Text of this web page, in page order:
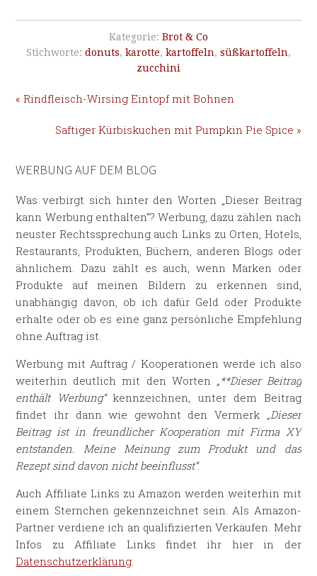
Kategorie: Brot & Co
Stichworte: donuts, karotte, kartoffeln, süßkartoffeln,
zucchini
« Rindfleisch-Wirsing Eintopf mit Bohnen
Saftiger Kürbiskuchen mit Pumpkin Pie Spice »
WERBUNG AUF DEM BLOG
Was verbirgt sich hinter den Worten „Dieser Beitrag
kann Werbung enthalten“? Werbung, dazu zählen nach
neuster Rechtssprechung auch Links zu Orten, Hotels,
Restaurants, Produkten, Büchern, anderen Blogs oder
ähnlichem. Dazu zählt es auch, wenn Marken oder
Produkte auf meinen Bildern zu erkennen sind,
unabhängig davon, ob ich dafür Geld oder Produkte
erhalte oder ob es eine ganz persönliche Empfehlung
ohne Auftrag ist.
Werbung mit Auftrag / Kooperationen werde ich also
weiterhin deutlich mit den Worten „**Dieser Beitrag
enthält Werbung“kennzeichnen, unter dem Beitrag
findet ihr dann wie gewohnt den Vermerk „Dieser
Beitrag ist in freundlicher Kooperation mit Firma XY
entstanden. Meine Meinung zum Produkt und das
Rezept sind davon nicht beeinflusst“.
Auch Affiliate Links zu Amazon werden weiterhin mit
einem Sternchen gekennzeichnet sein. Als Amazon-
Partner verdiene ich an qualifizierten Verkäufen. Mehr
Infos zu Affiliate Links findet ihr hier in der
Datenschutzerklärung